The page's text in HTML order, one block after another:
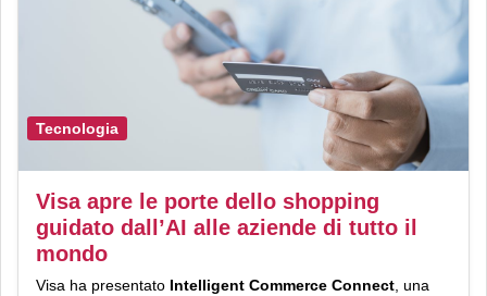
Tecnologia
Visa apre le porte dello shopping
guidato dall’AI alle aziende di tutto il
mondo
Visa ha presentato Intelligent Commerce Connect, una